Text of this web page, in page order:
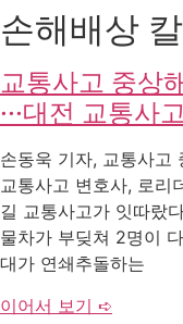
손해배상
교통사고 중상
···대전 교통사
손동욱 기자, 교통사고
교통사고 변호사, 로리
길 교통사고가 잇따랐
물차가 부딪쳐 2명이
대가 연쇄추돌하는
이어서 보기 ➪